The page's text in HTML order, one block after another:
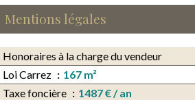
Mentions légales
Honoraires à la charge du vendeur
Loi Carrez
167 m²
Taxe foncière
1487 € / an